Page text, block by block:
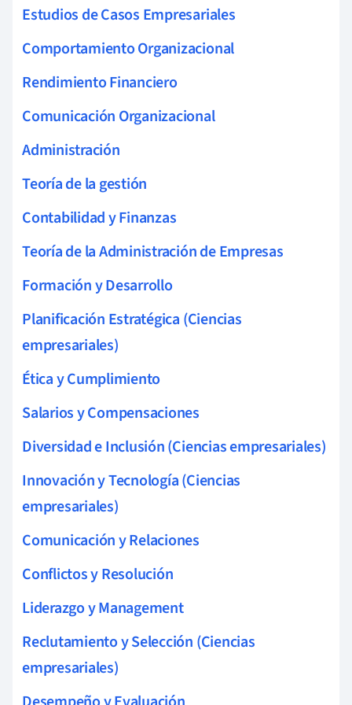
Estudios de Casos Empresariales
Comportamiento Organizacional
Rendimiento Financiero
Comunicación Organizacional
Administración
Teoría de la gestión
Contabilidad y Finanzas
Teoría de la Administración de Empresas
Formación y Desarrollo
Planificación Estratégica (Ciencias
empresariales)
Ética y Cumplimiento
Salarios y Compensaciones
Diversidad e Inclusión (Ciencias empresariales)
Innovación y Tecnología (Ciencias
empresariales)
Comunicación y Relaciones
Conflictos y Resolución
Liderazgo y Management
Reclutamiento y Selección (Ciencias
empresariales)